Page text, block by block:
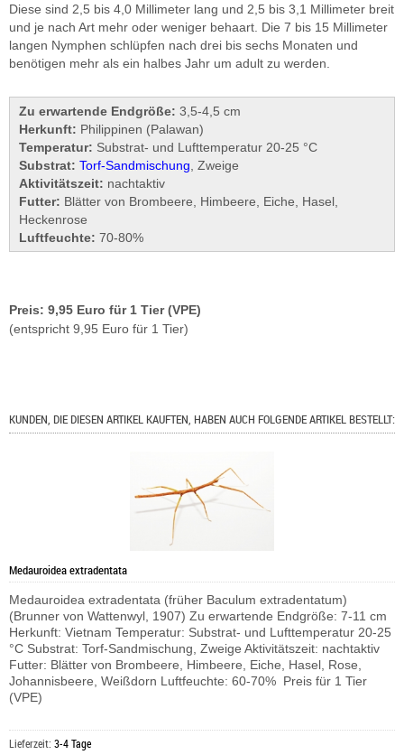
Diese sind 2,5 bis 4,0 Millimeter lang und 2,5 bis 3,1 Millimeter breit
und je nach Art mehr oder weniger behaart. Die 7 bis 15 Millimeter
langen Nymphen schlüpfen nach drei bis sechs Monaten und
benötigen mehr als ein halbes Jahr um adult zu werden.
Zu erwartende Endgröße: 3,5-4,5 cm
Herkunft: Philippinen (Palawan)
Temperatur: Substrat- und Lufttemperatur 20-25 °C
Substrat: Torf-Sandmischung , Zweige
Aktivitätszeit: nachtaktiv
Futter: Blätter von Brombeere, Himbeere, Eiche, Hasel,
Heckenrose
Luftfeuchte: 70-80%
Preis: 9,95 Euro für 1 Tier (VPE)
(entspricht 9,95 Euro für 1 Tier)
KUNDEN, DIE DIESEN ARTIKEL KAUFTEN, HABEN AUCH FOLGENDE ARTIKEL BESTELLT:
Medauroidea extradentata
Medauroidea extradentata (früher Baculum extradentatum)
(Brunner von Wattenwyl, 1907) Zu erwartende Endgröße: 7-11 cm
Herkunft: Vietnam Temperatur: Substrat- und Lufttemperatur 20-25
°C Substrat: Torf-Sandmischung, Zweige Aktivitätszeit: nachtaktiv
Futter: Blätter von Brombeere, Himbeere, Eiche, Hasel, Rose,
Johannisbeere, Weißdorn Luftfeuchte: 60-70% Preis für 1 Tier
(VPE)
Lieferzeit: 3-4 Tage